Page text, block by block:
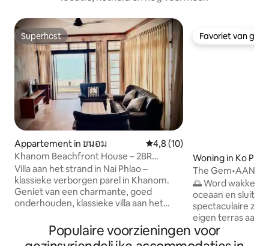
Superhost
Superhost
Appartement in ขนอม Gemiddelde beoordeling van
4,8 (10)
Khanom Beachfront House – 2BR
Marmeren Strandhuis
Villa aan het strand in Nai Phlao –
klassieke verborgen parel in Khanom.
Geniet van een charmante, goed
onderhouden, klassieke villa aan het
directe toegang tot het strand en
privéparkeergelegenheid. Geniet vanuit
Favoriet van
Favoriet van
Woning in Ko
The Gem•AAN
Kong•UITZICHT
🌅 Word wakker
oceaan en sluit
spectaculaire
eigen terras aan
ligt in het hart
aan de prachtige
Populaire voorzieningen voor